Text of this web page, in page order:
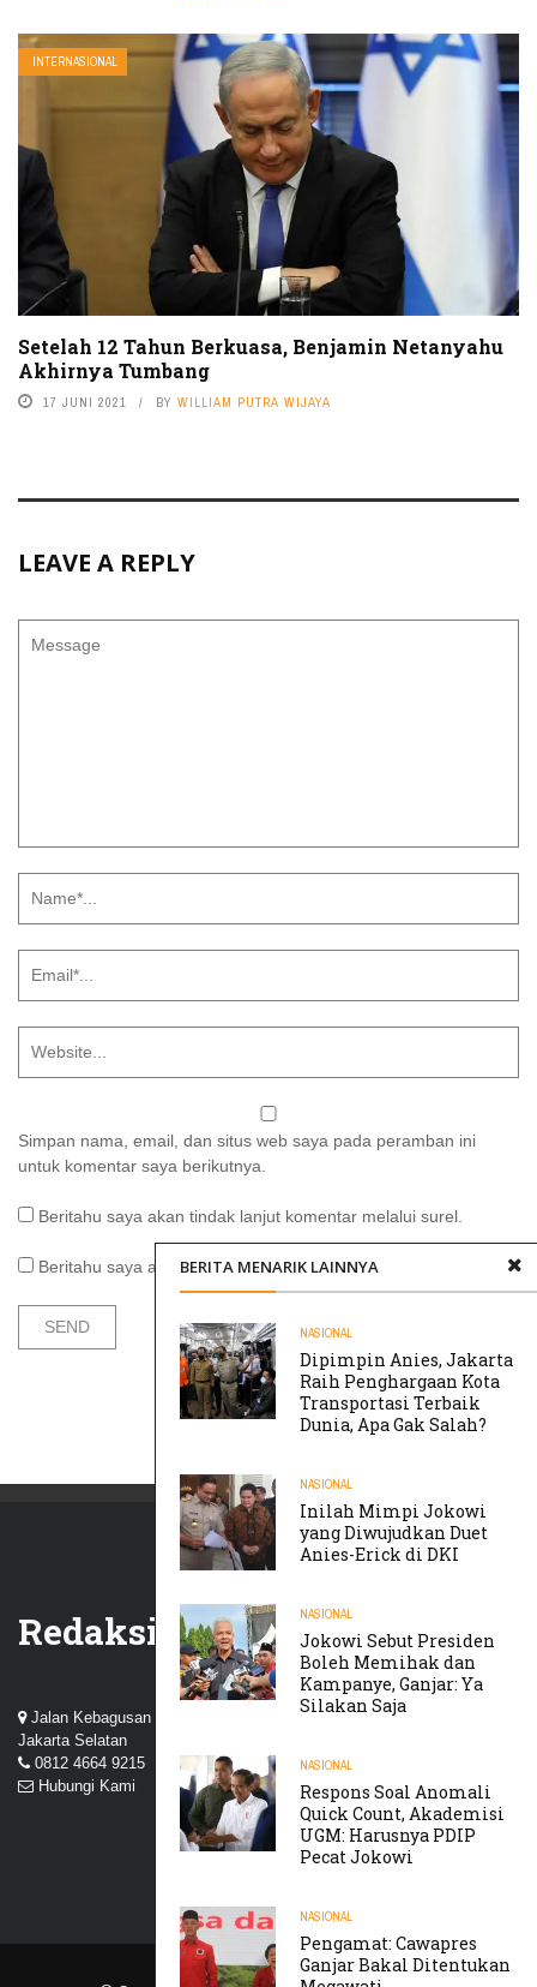
INTERNASIONAL
Setelah 12 Tahun Berkuasa, Benjamin Netanyahu
Akhirnya Tumbang
17 JUNI 2021 BY WILLIAM PUTRA WIJAYA
LEAVE A REPLY
Simpan nama, email, dan situs web saya pada peramban ini
untuk komentar saya berikutnya.
Beritahu saya akan tindak lanjut komentar melalui surel.
Beritahu saya akan tulisan baru melalui surel.
BERITA MENARIK LAINNYA
NASIONAL
Dipimpin Anies, Jakarta
Raih Penghargaan Kota
Transportasi Terbaik
Dunia, Apa Gak Salah?
NASIONAL
Inilah Mimpi Jokowi
yang Diwujudkan Duet
Anies-Erick di DKI
NASIONAL
Jokowi Sebut Presiden
Boleh Memihak dan
Kampanye, Ganjar: Ya
Silakan Saja
NASIONAL
Respons Soal Anomali
Quick Count, Akademisi
UGM: Harusnya PDIP
Pecat Jokowi
NASIONAL
Pengamat: Cawapres
Ganjar Bakal Ditentukan
Redaksi
Jalan Kebagusan III, Perum Nuansa Kebagusan, Pasar Minggu,
Jakarta Selatan
0812 4664 9215
Hubungi Kami